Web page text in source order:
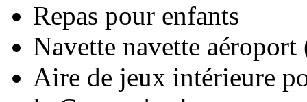
Repas pour enfants
Navette navette
Aire de jeux intérieure